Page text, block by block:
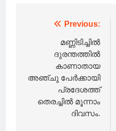
navigation
Previous:
മണ്ണിടിച്ചിൽ
ദുരന്തത്തിൽ
കാണാതായ
അഞ്ചു പേർക്കായി
പ്രദേശത്ത്
തെരച്ചിൽ മൂന്നാം
ദിവസം.